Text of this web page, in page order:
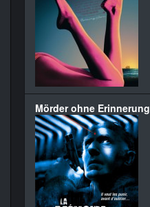
Mörder ohne Erinnerung